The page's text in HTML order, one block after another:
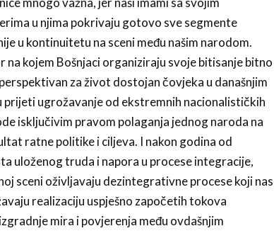
u njima pokrivaju gotovo sve segmente
u kontinuitetu na sceni među našim narodom.
na kojem Bošnjaci organiziraju svoje bitisanje bitno
za život dostojan čovjeka u današnjim
prijeti ugrožavanje od ekstremnih nacionalističkih
isključivim pravom polaganja jednog naroda na
ratne politike i ciljeva. I nakon godina od
uloženog truda i napora u procese integracije,
sceni oživljavaju dezintegrativne procese koji nas
realizaciju uspješno započetih tokova
mira i povjerenja među ovdašnjim